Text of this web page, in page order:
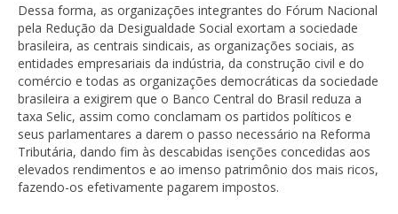
Dessa forma, as organizações integrantes do Fórum Nacional
pela Redução da Desigualdade Social exortam a sociedade
brasileira, as centrais sindicais, as organizações sociais, as
entidades empresariais da indústria, da construção civil e do
comércio e todas as organizações democráticas da sociedade
brasileira a exigirem que o Banco Central do Brasil reduza a
taxa Selic, assim como conclamam os partidos políticos e
seus parlamentares a darem o passo necessário na Reforma
Tributária, dando fim às descabidas isenções concedidas aos
elevados rendimentos e ao imenso patrimônio dos mais ricos,
fazendo-os efetivamente pagarem impostos.